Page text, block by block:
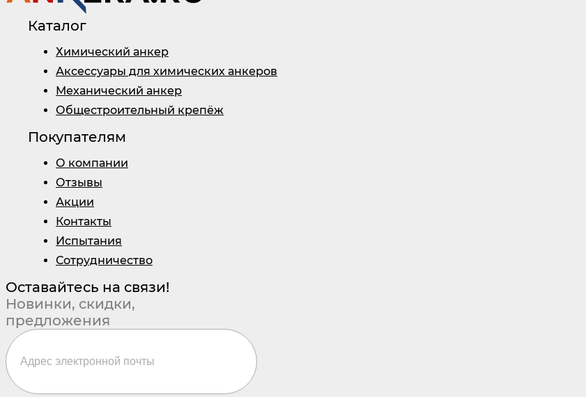
Каталог
Химический анкер
Аксессуары для химических анкеров
Механический анкер
Общестроительный крепёж
Покупателям
О компании
Отзывы
Акции
Контакты
Испытания
Сотрудничество
Оставайтесь на связи!
Новинки, скидки,
предложения